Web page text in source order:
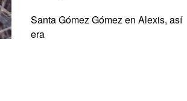
Santa Gómez Gómezen Alexis, así
era